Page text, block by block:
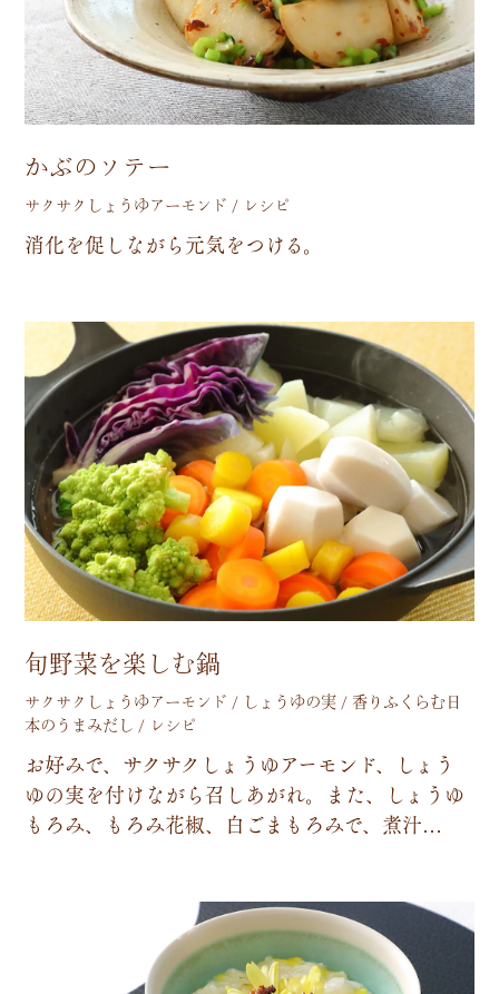
かぶのソテー
サクサクしょうゆアーモンド / レシピ
消化を促し ながら元気をつける。
旬野菜を楽しむ鍋
サクサクしょうゆアーモンド / しょうゆの実 / 香りふくらむ日
本のうまみだし / レシピ
お好みで、 サクサク し ょ う ゆアーモ ン ド、 し ょ う
ゆの実を付け ながら召 しあがれ。 ま た、 し ょ う ゆ
も ろみ、 も ろみ花椒、 白 ごま も ろみで、 煮汁…